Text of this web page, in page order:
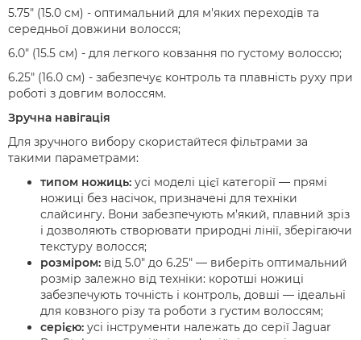
5.75" (15.0 см) - оптимальний для м'яких переходів та
середньої довжини волосся;
6.0" (15.5 см) - для легкого ковзання по густому волоссю;
6.25" (16.0 см) - забезпечує контроль та плавність руху при
роботі з довгим волоссям.
Зручна навігація
Для зручного вибору скористайтеся фільтрами за
такими параметрами:
типом ножиць: усі моделі цієї категорії — прямі
ножиці без насічок, призначені для техніки
слайсингу. Вони забезпечують м’який, плавний зріз
і дозволяють створювати природні лінії, зберігаючи
текстуру волосся;
розміром: від 5.0" до 6.25" — виберіть оптимальний
розмір залежно від техніки: коротші ножиці
забезпечують точність і контроль, довші — ідеальні
для ковзного різу та роботи з густим волоссям;
серією: усі інструменти належать до серії Jaguar